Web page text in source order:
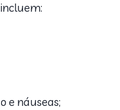
e náuseas;